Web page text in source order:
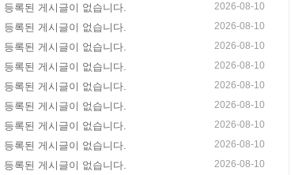
등록된 게시글이 없습니다.
2026-08-10
등록된 게시글이 없습니다. 2026-08-10
등록된 게시글이 없습니다. 2026-08-10
등록된 게시글이 없습니다. 2026-08-10
등록된 게시글이 없습니다. 2026-08-10
등록된 게시글이 없습니다. 2026-08-10
등록된 게시글이 없습니다. 2026-08-10
등록된 게시글이 없습니다. 2026-08-10
등록된 게시글이 없습니다. 2026-08-10